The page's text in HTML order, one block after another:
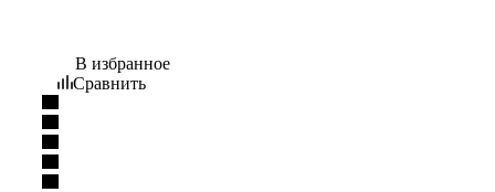
В избранное
Сравнить